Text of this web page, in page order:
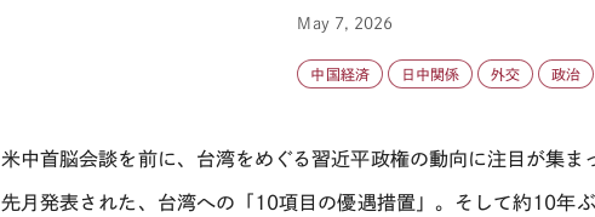
May 7, 2026
中国経済 日中関係 外交 政治
米中首脳会談を前に、台湾をめぐる習近平政権の動向に注目が集ま
先月発表された、台湾への「 10項目の優遇措置」。そして約10年